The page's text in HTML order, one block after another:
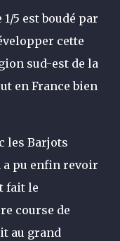
5 est boudé par
cette
sud-est de la
en France bien
les Barjots
a pu enfin revoir
fait le
course de
au grand